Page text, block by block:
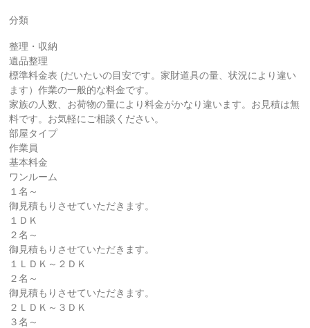
分類
整理・収納
遺品整理
標準料金表 (だいたいの目安です。家財道具の量、状況により違い
ます）作業の一般的な料金です。
家族の人数、お荷物の量により料金がかなり違います。お見積は無
料です。お気軽にご相談ください。
部屋タイプ
作業員
基本料金
ワンルーム
１名～
御見積もりさせていただきます。
１ＤＫ
２名～
御見積もりさせていただきます。
１ＬＤＫ～２ＤＫ
２名～
御見積もりさせていただきます。
２ＬＤＫ～３ＤＫ
３名～